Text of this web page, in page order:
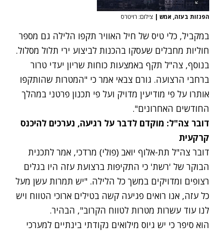
הפגזות בעזה, אמש | צילום: רויטרס
במקביל, כלי טיס של חיל האוויר תקפו הלילה גם מספר
חוליות מחבלים שעסקו בהכנות לביצוע ירי תלול מסלול.
בנוסף, צה"ל תקף באמצעות כוחות שריון יעדי טרור
ברחבי הרצועה. גורם צבאי אמר כי "המטרות שהותקפו
אותרו על פי מודיעין מדויק ועל פי תכנון פרטני במהלך
החודשים האחרונים".
דובר צה"ל: מוקדם לדבר על רגיעה, נערכים להיכנס
קרקעית
דובר צה"ל תת-אלוף יואב (פולי) מרדכי, אמר לתכנית
הבוקר של 'רשת' כי התקיפות ברצועת עזה היו בגלים
רצופים ומדויקים במשך כל הלילה. "יש תמרות עשן מעל
כל עזה, אנו רואים פגיעה קשה בטילים ארוכי הטווח ויש
לנו עוד עשרות מטרות לטווח הקרוב", הבהיר.
הוא סיפר כי יש גיוס מילואים נקודתי בינתיים למערכי